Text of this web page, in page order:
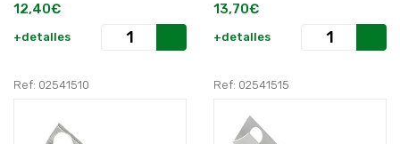
12,40€
+detalles
13,70€
+detalles
Ref: 02541510 Ref: 02541515